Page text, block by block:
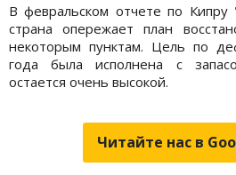
В февральском отчете по Кипру
страна опережает план
некоторым пунктам. Цель по
года была исполнена с
остается очень высокой.
Читайте нас в